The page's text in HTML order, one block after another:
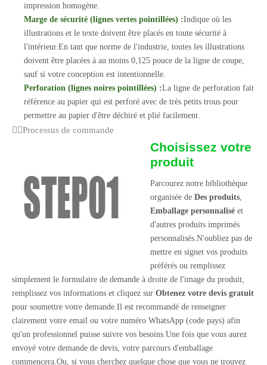
impression homogène.
Marge de sécurité (lignes vertes pointillées) :Indique où les
illustrations et le texte doivent être placés en toute sécurité à
l'intérieur.En tant que norme de l'industrie, toutes les illustrations
doivent être placées à au moins 0,125 pouce de la ligne de coupe,
sauf si votre conception est intentionnelle.
Perforation (lignes noires pointillées) :La ligne de perforation fait
référence au papier qui est perforé avec de très petits trous pour
permettre au papier d'être déchiré et plié facilement.
Processus de commande
Choisissez votre
produit
Parcourez notre bibliothèque
organisée de Des produits,
Emballage personnaliséet
d'autres produits imprimés
personnalisés.N'oubliez pas de
mettre en signet vos produits
préférés ou remplissez
simplement le formulaire de demande à droite de l'image du produit,
remplissez vos informations et cliquez sur Obtenez votre devis gratuit
pour soumettre votre demande.Il est recommandé de renseigner
clairement votre email ou votre numéro WhatsApp (code pays) afin
qu'un professionnel puisse suivre vos besoins.Une fois que vous aurez
envoyé votre demande de devis, votre parcours d'emballage
commencera.Ou, si vous cherchez quelque chose que vous ne trouvez